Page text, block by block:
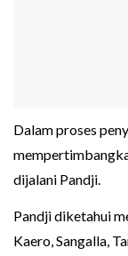
Dalam proses
dijalani Pandji.
Pandji diketahui
Kaero, Sangalla,